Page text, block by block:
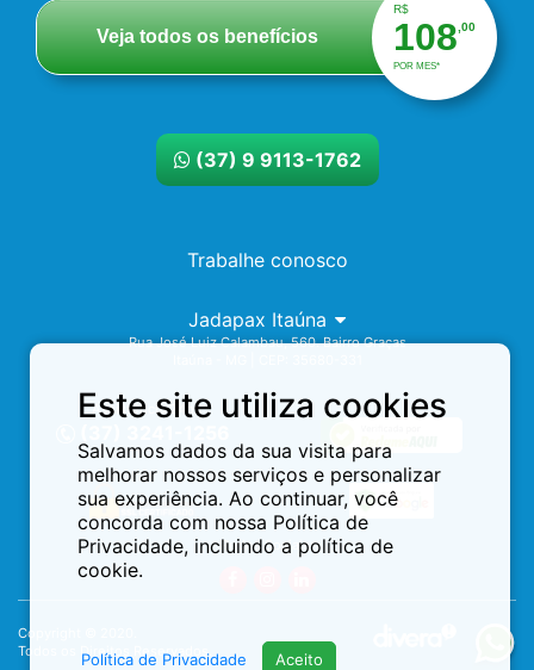
Este site utiliza cookies
Salvamos dados da sua visita para
melhorar nossos serviços e personalizar
sua experiência. Ao continuar, você
concorda com nossa Política de
Privacidade, incluindo a política de
cookie.
Política de Privacidade Aceito
Veja todos os benefícios
R$
108 ,00
POR MES*
(37) 9 9113-1762
Trabalhe conosco
Jadapax Itaúna
Rua José Luiz Calambau, 560. Bairro Graças
Assistência 24h
Redes Sociais:
Copyright © 2020.
Todos os Direitos Reservados.